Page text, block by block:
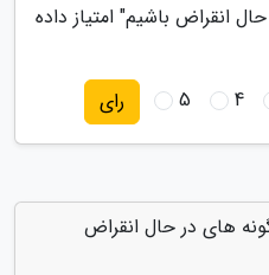
انقراض باشیم" امتیاز داده
4
5 رای
های در حال انقراض